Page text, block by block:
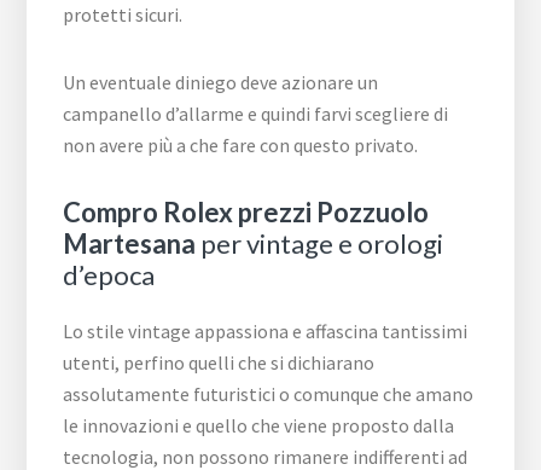
protetti sicuri.
Un eventuale diniego deve azionare un
campanello d’allarme e quindi farvi scegliere di
non avere più a che fare con questo privato.
Compro Rolex prezzi Pozzuolo
Martesana per vintage e orologi
d’epoca
Lo stile vintage appassiona e affascina tantissimi
utenti, perfino quelli che si dichiarano
assolutamente futuristici o comunque che amano
le innovazioni e quello che viene proposto dalla
tecnologia, non possono rimanere indifferenti ad